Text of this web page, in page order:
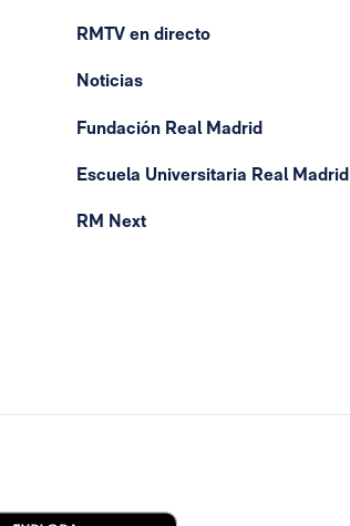
RMTV en directo
Noticias
Fundación Real Madrid
Escuela Universitaria Real Madrid
RM Next